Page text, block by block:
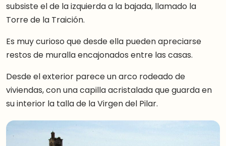
subsiste el de la izquierda a la bajada, llamado la
Torre de la Traición.
Es muy curioso que desde ella pueden apreciarse
restos de muralla encajonados entre las casas.
Desde el exterior parece un arco rodeado de
viviendas, con una capilla acristalada que guarda en
su interior la talla de la Virgen del Pilar.